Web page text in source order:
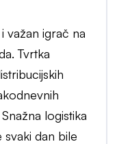
važan igrač na
Tvrtka
logistika
dan bile